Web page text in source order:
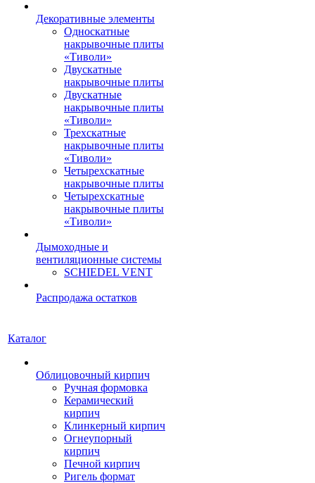
Декоративные элементы
Односкатные
накрывочные плиты
«Тиволи»
Двускатные
накрывочные плиты
Двускатные
накрывочные плиты
«Тиволи»
Трехскатные
накрывочные плиты
«Тиволи»
Четырехскатные
накрывочные плиты
Четырехскатные
накрывочные плиты
«Тиволи»
Дымоходные и
вентиляционные системы
SCHIEDEL VENT
Распродажа остатков
Каталог
Облицовочный кирпич
Ручная формовка
Керамический
кирпич
Клинкерный кирпич
Огнеупорный
кирпич
Печной кирпич
Ригель формат